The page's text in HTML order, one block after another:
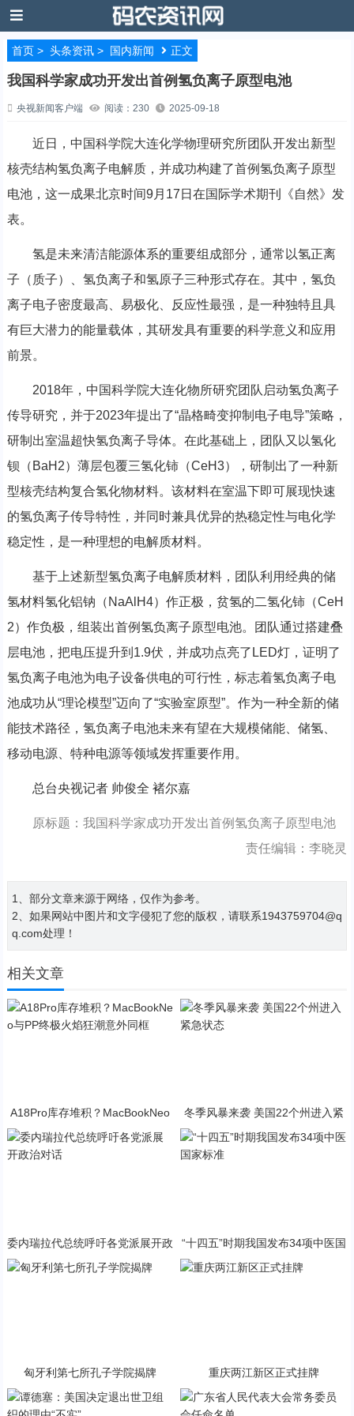
首页> 头条资讯> 国内新闻 正文
我国科学家成功开发出首例氢负离子原型电池
央视新闻客户端 阅读：230 2025-09-18
近日，中国科学院大连化学物理研究所团队开发出新型
核壳结构氢负离子电解质，并成功构建了首例氢负离子原型
电池，这一成果北京时间9月17日在国际学术期刊《自然》发
表。
氢是未来清洁能源体系的重要组成部分，通常以氢正离
子（质子）、氢负离子和氢原子三种形式存在。其中，氢负
离子电子密度最高、易极化、反应性最强，是一种独特且具
有巨大潜力的能量载体，其研发具有重要的科学意义和应用
前景。
2018年，中国科学院大连化物所研究团队启动氢负离子
传导研究，并于2023年提出了“晶格畸变抑制电子电导”策略，
研制出室温超快氢负离子导体。在此基础上，团队又以氢化
钡（BaH2）薄层包覆三氢化铈（CeH3），研制出了一种新
型核壳结构复合氢化物材料。该材料在室温下即可展现快速
的氢负离子传导特性，并同时兼具优异的热稳定性与电化学
稳定性，是一种理想的电解质材料。
基于上述新型氢负离子电解质材料，团队利用经典的储
氢材料氢化铝钠（NaAlH4）作正极，贫氢的二氢化铈（CeH
2）作负极，组装出首例氢负离子原型电池。团队通过搭建叠
层电池，把电压提升到1.9伏，并成功点亮了LED灯，证明了
氢负离子电池为电子设备供电的可行性，标志着氢负离子电
池成功从“理论模型”迈向了“实验室原型”。作为一种全新的储
能技术路径，氢负离子电池未来有望在大规模储能、储氢、
移动电源、特种电源等领域发挥重要作用。
总台央视记者 帅俊全 褚尔嘉
原标题：我国科学家成功开发出首例氢负离子原型电池
责任编辑：李晓灵
1、部分文章来源于网络，仅作为参考。
2、如果网站中图片和文字侵犯了您的版权，请联系1943759704@q
q.com处理！
相关文章
A18Pro库存堆积？MacBookNeo
与PP终极火焰狂潮意外同框
冬季风暴来袭 美国22个州进入紧
急状态
委内瑞拉代总统呼吁各党派展开政
“十四五”时期我国发布34项中医国
匈牙利第七所孔子学院揭牌 重庆两江新区正式挂牌